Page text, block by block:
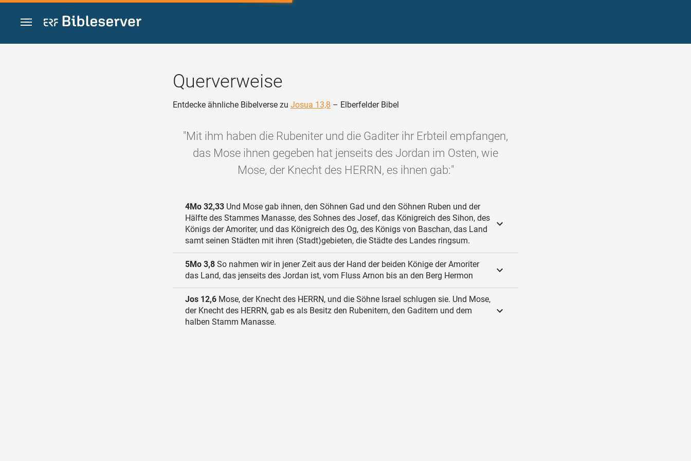
Zum Inhalt springen
Querverweise
Entdecke ähnliche Bibelverse zu Josua 13,8 – Elberfelder Bibel
"Mit ihm haben die Rubeniter und die Gaditer ihr Erbteil empfangen,
das Mose ihnen gegeben hat jenseits des Jordan im Osten, wie
Mose, der Knecht des HERRN, es ihnen gab:"
4Mo 32,33 Und Mose gab ihnen, den Söhnen Gad und den Söhnen Ruben und der
Hälfte des Stammes Manasse, des Sohnes des Josef, das Königreich des Sihon, des
Königs der Amoriter, und das Königreich des Og, des Königs von Baschan, das Land
samt seinen Städten mit ihren ⟨Stadt⟩gebieten, die Städte des Landes ringsum.
5Mo 3,8 So nahmen wir in jener Zeit aus der Hand der beiden Könige der Amoriter
das Land, das jenseits des Jordan ist, vom Fluss Arnon bis an den Berg Hermon
Jos 12,6 Mose, der Knecht des HERRN, und die Söhne Israel schlugen sie. Und Mose,
der Knecht des HERRN, gab es als Besitz den Rubenitern, den Gaditern und dem
halben Stamm Manasse.